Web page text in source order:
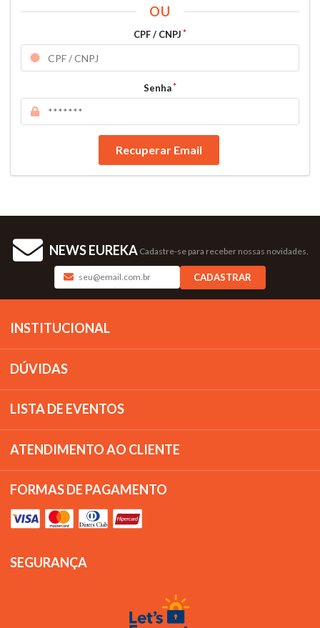
OU
CPF / CNPJ
Senha
Recuperar Email
NEWS EUREKA Cadastre-se para receber nossas novidades.
CADASTRAR
INSTITUCIONAL
DÚVIDAS
LISTA DE EVENTOS
ATENDIMENTO AO CLIENTE
FORMAS DE PAGAMENTO
SEGURANÇA